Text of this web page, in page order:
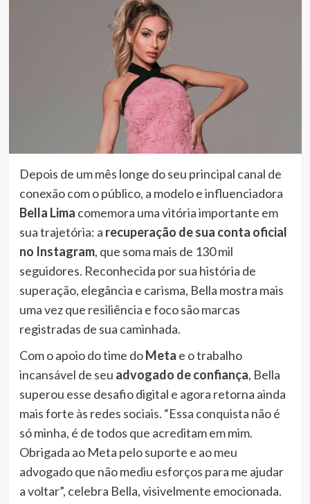
Depois de um mês longe do seu principal canal de
conexão com o público, a modelo e influenciadora
Bella Lima comemora uma vitória importante em
sua trajetória: a recuperação de sua conta oficial
no Instagram, que soma mais de 130 mil
seguidores. Reconhecida por sua história de
superação, elegância e carisma, Bella mostra mais
uma vez que resiliência e foco são marcas
registradas de sua caminhada.
Com o apoio do time doMeta e o trabalho
incansável de seu advogado de confiança, Bella
superou esse desafio digital e agora retorna ainda
mais forte às redes sociais. “Essa conquista não é
só minha, é de todos que acreditam em mim.
Obrigada ao Meta pelo suporte e ao meu
advogado que não mediu esforços para me ajudar
a voltar”, celebra Bella, visivelmente emocionada.